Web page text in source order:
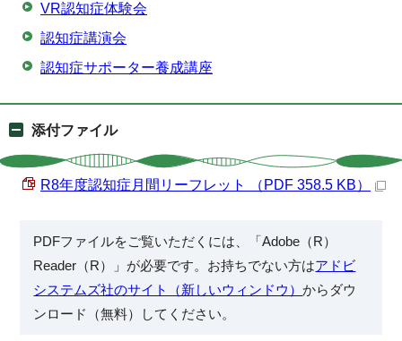
VR認知症体験会
認知症講演会
認知症サポーター養成講座
添付ファイル
R8年度認知症月間リーフレット （PDF 358.5 KB）
PDFファイルをご覧いただくには、「Adobe（R）
Reader（R）」が必要です。お持ちでない方はアドビ
システムズ社のサイト（新しいウィンドウ）からダウ
ンロード（無料）してください。